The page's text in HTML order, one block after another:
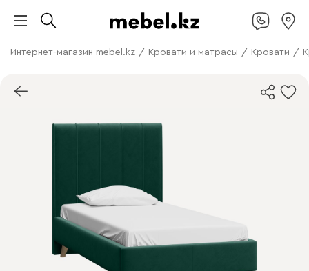
Интернет-магазин mebel.kz / Кровати и матрасы / Кровати /